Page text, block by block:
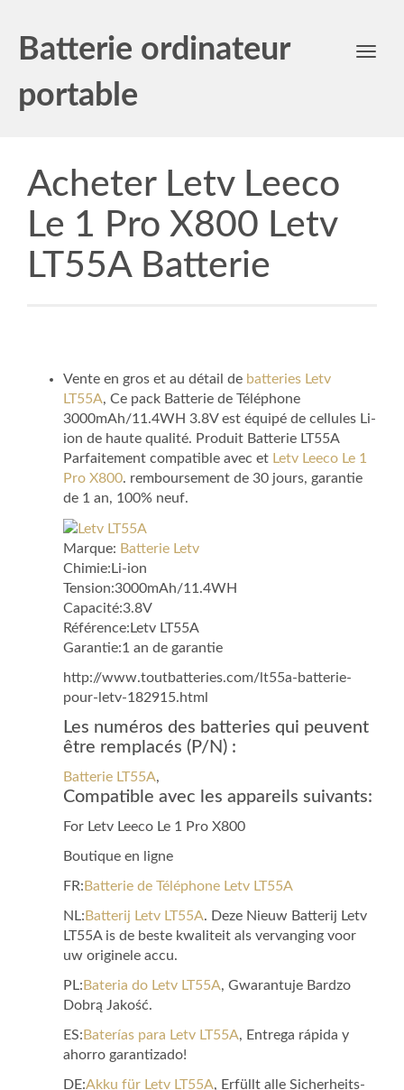
Batterie ordinateur
portable
Toggle
Acheter Letv Leeco
Le 1 Pro X800 Letv
LT55A Batterie
Vente en gros et au détail de batteries Letv
LT55A, Ce pack Batterie de Téléphone
3000mAh/11.4WH 3.8V est équipé de cellules Li-
ion de haute qualité. Produit Batterie LT55A
Parfaitement compatible avec et Letv Leeco Le 1
Pro X800. remboursement de 30 jours, garantie
de 1 an, 100% neuf.
Marque: Batterie Letv
Chimie:Li-ion
Tension:3000mAh/11.4WH
Capacité:3.8V
Référence:Letv LT55A
Garantie:1 an de garantie
http://www.toutbatteries.com/lt55a-batterie-
pour-letv-182915.html
Les numéros des batteries qui peuvent
être remplacés (P/N) :
Batterie LT55A,
Compatible avec les appareils suivants:
For Letv Leeco Le 1 Pro X800
Boutique en ligne
FR: Batterie de Téléphone Letv LT55A
NL: Batterij Letv LT55A. Deze Nieuw Batterij Letv
LT55A is de beste kwaliteit als vervanging voor
uw originele accu.
PL: Bateria do Letv LT55A, Gwarantuje Bardzo
Dobrą Jakość.
ES: Baterías para Letv LT55A, Entrega rápida y
ahorro garantizado!
DE:Akku für Letv LT55A, Erfüllt alle Sicherheits-